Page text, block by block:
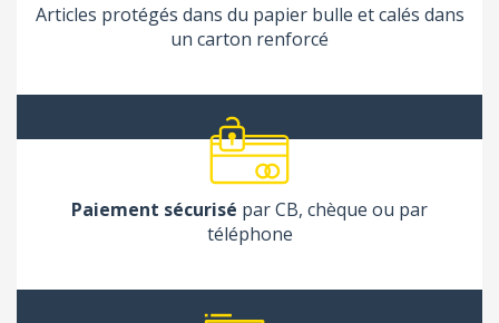
Articles protégés dans du papier bulle et calés dans
un carton renforcé
Paiement sécurisé par CB, chèque ou par
téléphone